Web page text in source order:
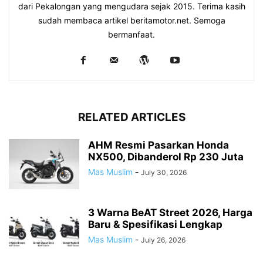
dari Pekalongan yang mengudara sejak 2015. Terima kasih
sudah membaca artikel beritamotor.net. Semoga
bermanfaat.
RELATED ARTICLES
AHM Resmi Pasarkan Honda
NX500, Dibanderol Rp 230 Juta
Mas Muslim - July 30, 2026
3 Warna BeAT Street 2026, Harga
Baru & Spesifikasi Lengkap
Mas Muslim - July 26, 2026